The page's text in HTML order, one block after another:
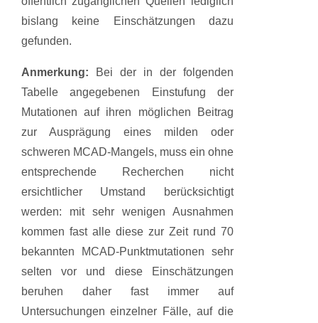
bislang keine Einschätzungen dazu
gefunden.
Anmerkung: Bei der in der folgenden
Tabelle angegebenen Einstufung der
Mutationen auf ihren möglichen Beitrag
zur Ausprägung eines milden oder
schweren MCAD-Mangels, muss ein ohne
entsprechende Recherchen nicht
ersichtlicher Umstand berücksichtigt
werden: mit sehr wenigen Ausnahmen
kommen fast alle diese zur Zeit rund 70
bekannten MCAD-Punktmutationen sehr
selten vor und diese Einschätzungen
beruhen daher fast immer auf
Untersuchungen einzelner Fälle, auf die